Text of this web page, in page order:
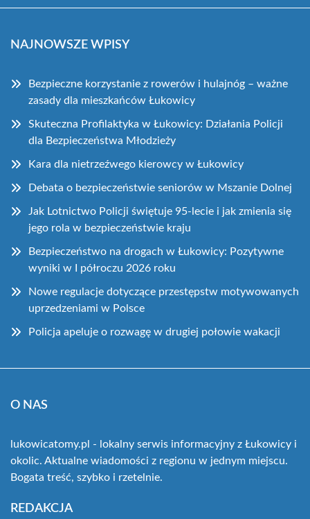
NAJNOWSZE WPISY
Bezpieczne korzystanie z rowerów i hulajnóg – ważne
zasady dla mieszkańców Łukowicy
Skuteczna Profilaktyka w Łukowicy: Działania Policji
dla Bezpieczeństwa Młodzieży
Kara dla nietrzeźwego kierowcy w Łukowicy
Debata o bezpieczeństwie seniorów w Mszanie Dolnej
Jak Lotnictwo Policji świętuje 95-lecie i jak zmienia się
jego rola w bezpieczeństwie kraju
Bezpieczeństwo na drogach w Łukowicy: Pozytywne
wyniki w I półroczu 2026 roku
Nowe regulacje dotyczące przestępstw motywowanych
uprzedzeniami w Polsce
Policja apeluje o rozwagę w drugiej połowie wakacji
O NAS
lukowicatomy.pl - lokalny serwis informacyjny z Łukowicy i
okolic. Aktualne wiadomości z regionu w jednym miejscu.
Bogata treść, szybko i rzetelnie.
REDAKCJA